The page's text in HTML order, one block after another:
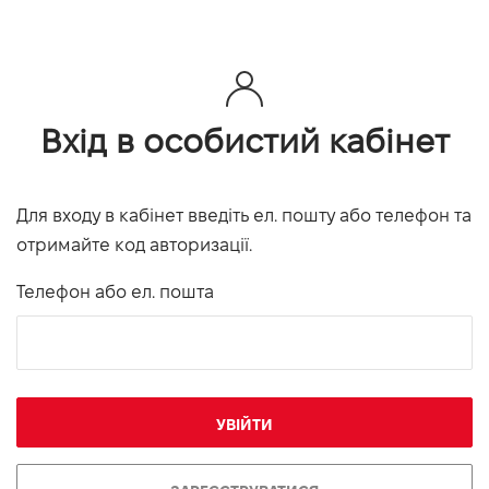
Вхід в особистий кабінет
Для входу в кабінет введіть ел. пошту або телефон та
отримайте код авторизації.
Телефон або ел. пошта
УВІЙТИ